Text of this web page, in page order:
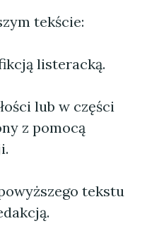
tekście:
listeracką.
lub w części
z pomocą
tekstu